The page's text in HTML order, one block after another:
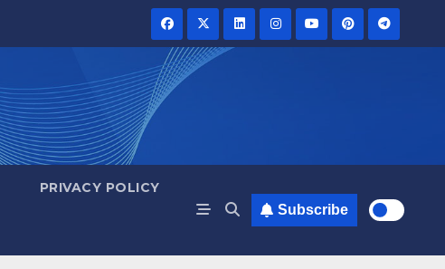
PRIVACY POLICY
Subscribe